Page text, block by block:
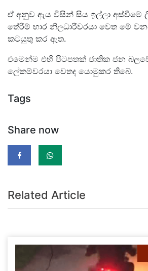
ඒ අනුව ඇය විසින් සිය ඉල්ලා අස්වීමේ
තේරීම් භාර නිලධාරීවරයා වෙත මේ
කටයුතු කර ඇත.
එමෙන්ම එහි පිටපතක් ජාතික ජන
ලේකම්වරයා වෙතද යොමුකර තිබේ.
Tags
Share now
Related Article